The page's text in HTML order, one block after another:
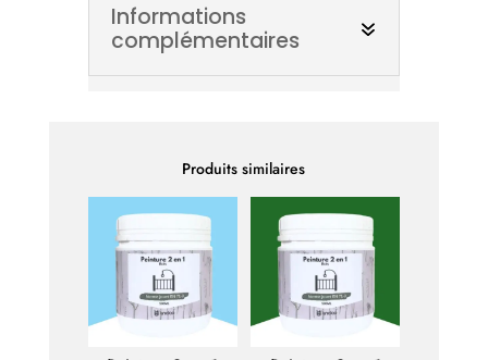
Informations
complémentaires
Produits similaires